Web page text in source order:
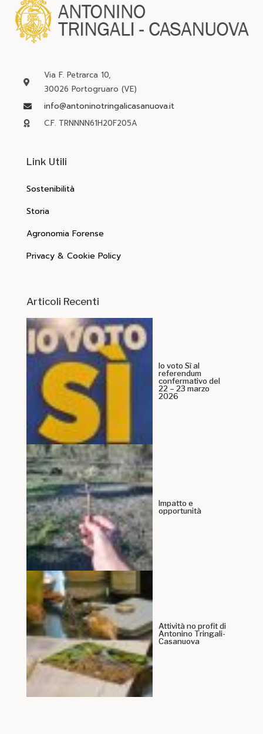
Via F. Petrarca 10,
30026 Portogruaro (VE)
info@antoninotringalicasanuova.it
C.F. TRNNNN61H20F205A
Link Utili
Sostenibilità
Storia
Agronomia Forense
Privacy & Cookie Policy
Articoli Recenti
Io voto Sì al
referendum
confermativo del
22 – 23 marzo
2026
Impatto e
opportunità
Attività no profit di
Antonino Tringali-
Casanuova